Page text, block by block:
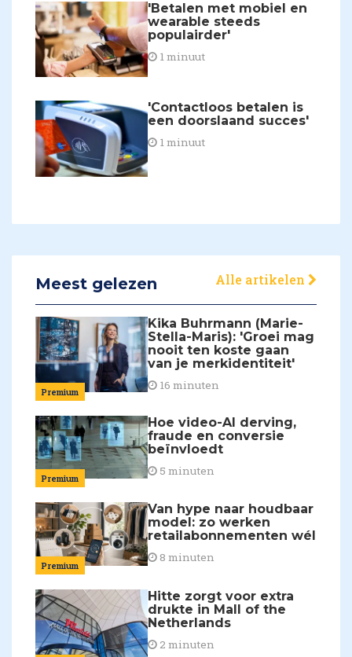
'Betalen met mobiel en
wearable steeds
populairder'
1 minuut
'Contactloos betalen is
een doorslaand succes'
1 minuut
Meest gelezen Alle artikelen
Premium
Kika Buhrmann (Marie-
Stella-Maris): 'Groei mag
nooit ten koste gaan
van je merkidentiteit'
16 minuten
Premium
Hoe video-AI derving,
fraude en conversie
beïnvloedt
5 minuten
Premium
Van hype naar houdbaar
model: zo werken
retailabonnementen wél
8 minuten
Hitte zorgt voor extra
drukte in Mall of the
Netherlands
2 minuten